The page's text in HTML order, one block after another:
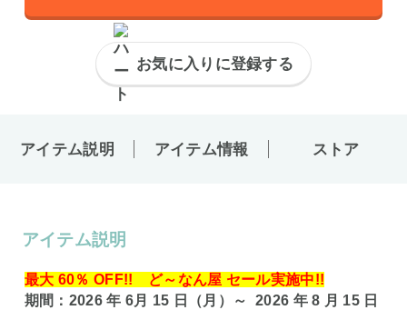
お気に入りに登録する
アイテム説明 アイテム情報 ストア
アイテム説明
最大 60％ OFF!! ど～なん屋 セール実施中!!
期間：2026 年 6月 15 日（月）～ 2026 年 8 月 15 日